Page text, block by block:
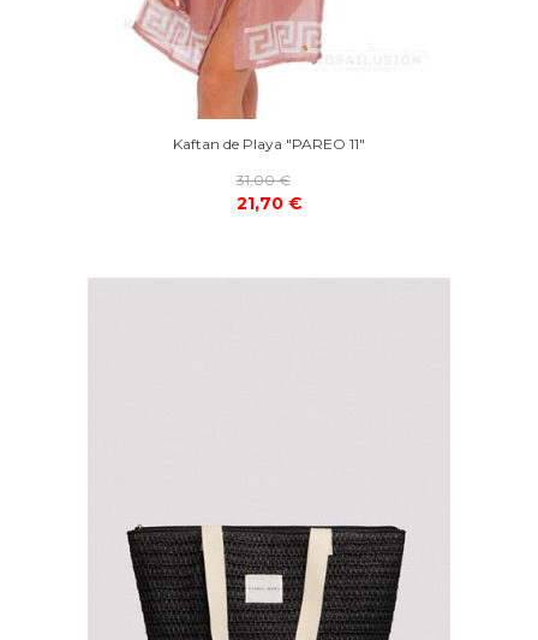
Kaftan de Playa "PAREO 11"
31,00 €
21,70 €